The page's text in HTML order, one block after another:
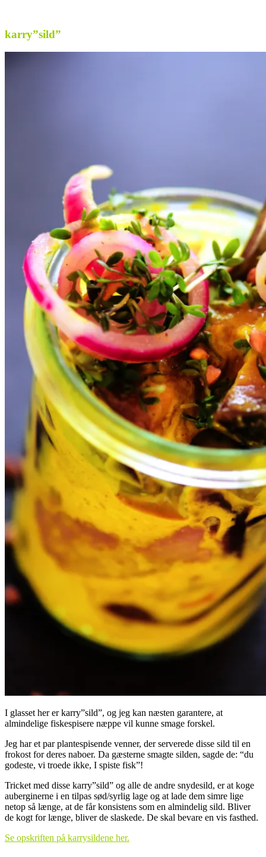
karry”sild”
I glasset her er karry”sild”, og jeg kan næsten garantere, at
almindelige fiskespisere næppe vil kunne smage forskel.
Jeg har et par plantespisende venner, der serverede disse sild til en
frokost for deres naboer. Da gæsterne smagte silden, sagde de: “du
godeste, vi troede ikke, I spiste fisk”!
Tricket med disse karry”sild” og alle de andre snydesild, er at koge
auberginerne i en tilpas sød/syrlig lage og at lade dem simre lige
netop så længe, at de får konsistens som en almindelig sild. Bliver
de kogt for længe, bliver de slaskede. De skal bevare en vis fasthed.
Se opskriften på karrysildene her.